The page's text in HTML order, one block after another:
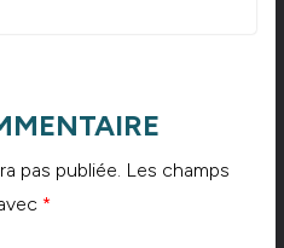
pas publiée. Les champs
*